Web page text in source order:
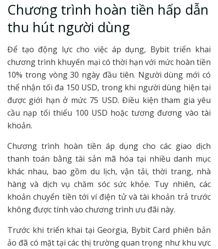
Chương trình hoàn tiền hấp dẫn
thu hút người dùng
Để tạo động lực cho việc áp dụng, Bybit triển khai
chương trình khuyến mại có thời hạn với mức hoàn tiền
10% trong vòng 30 ngày đầu tiên. Người dùng mới có
thể nhận tối đa 150 USD, trong khi người dùng hiện tại
được giới hạn ở mức 75 USD. Điều kiện tham gia yêu
cầu nạp tối thiểu 100 USD hoặc tương đương vào tài
khoản.
Chương trình hoàn tiền áp dụng cho các giao dịch
thanh toán bằng tài sản mã hóa tại nhiều danh mục
khác nhau, bao gồm du lịch, vận tải, thời trang, nhà
hàng và dịch vụ chăm sóc sức khỏe. Tuy nhiên, các
khoản chuyển tiền tới ví điện tử và tài khoản trả trước
không được tính vào chương trình ưu đãi này.
Trước khi triển khai tại Georgia, Bybit Card phiên bản
ảo đã có mặt tại các thị trường quan trọng như khu vực